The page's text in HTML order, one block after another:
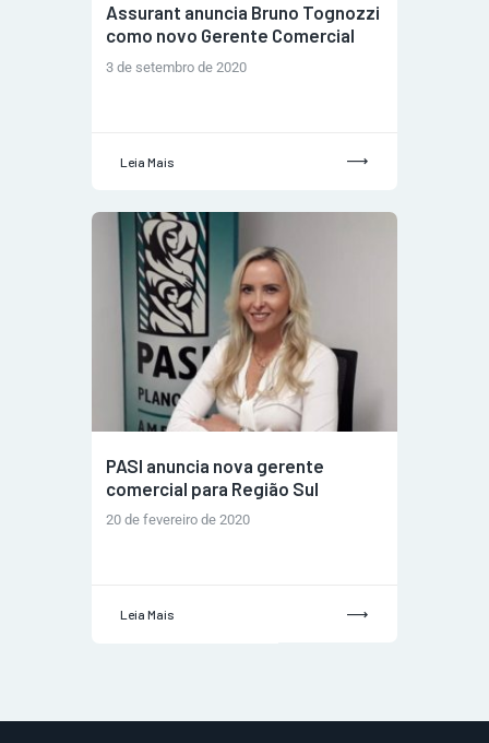
Assurant anuncia Bruno Tognozzi
como novo Gerente Comercial
3 de setembro de 2020
Leia Mais
PASI anuncia nova gerente
comercial para Região Sul
20 de fevereiro de 2020
Leia Mais